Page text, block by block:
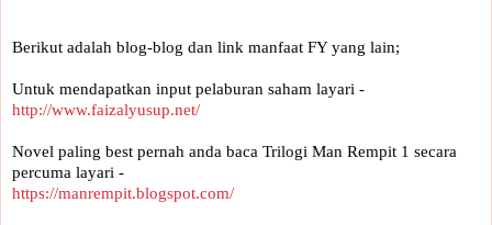
Berikut adalah blog-blog dan link manfaat FY yang lain;
Untuk mendapatkan input pelaburan saham layari -
http://www.faizalyusup.net/
Novel paling best pernah anda baca Trilogi Man Rempit 1 secara
percuma layari -
https://manrempit.blogspot.com/